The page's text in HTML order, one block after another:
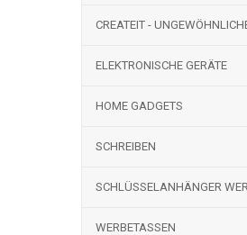
CREATEIT -
ELEKTRONISCHE GERÄTE
HOME GADGETS
SCHREIBEN
SCHLÜSSELANHÄNGER
WERBETASSEN